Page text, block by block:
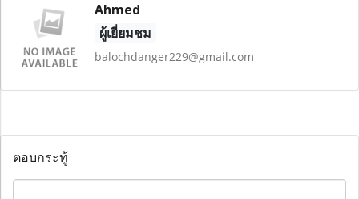
Ahmed
ผู้เยี่ยมชม
balochdanger229@gmail.com
ตอบกระทู้